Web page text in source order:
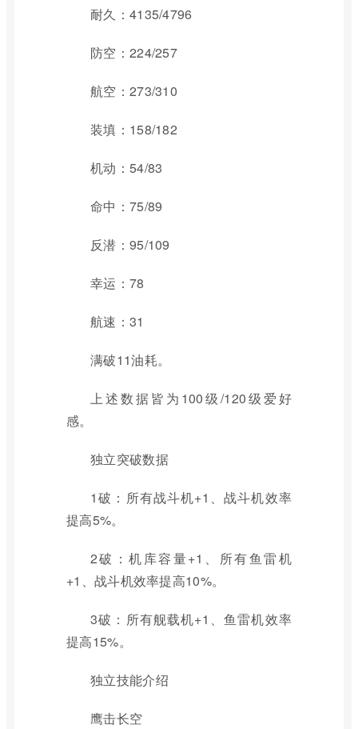
耐久：4135/4796
防空：224/257
航空：273/310
装填：158/182
机动：54/83
命中：75/89
反潜：95/109
幸运：78
航速：31
满破11油耗。
上述数据皆为100级/120级爱好
感。
独立突破数据
1破：所有战斗机+1、战斗机效率
提高5%。
2破：机库容量+1、所有鱼雷机
+1、战斗机效率提高10%。
3破：所有舰载机+1、鱼雷机效率
提高15%。
独立技能介绍
鹰击长空